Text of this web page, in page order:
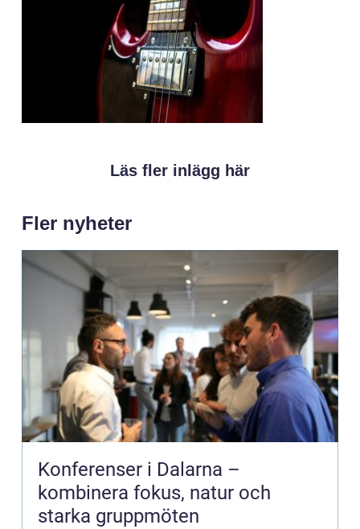
Läs fler inlägg här
Fler nyheter
Konferenser i Dalarna –
kombinera fokus, natur och
starka gruppmöten